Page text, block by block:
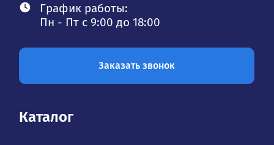
График работы:
Пн - Пт с 9:00 до 18:00
Заказать звонок
Каталог